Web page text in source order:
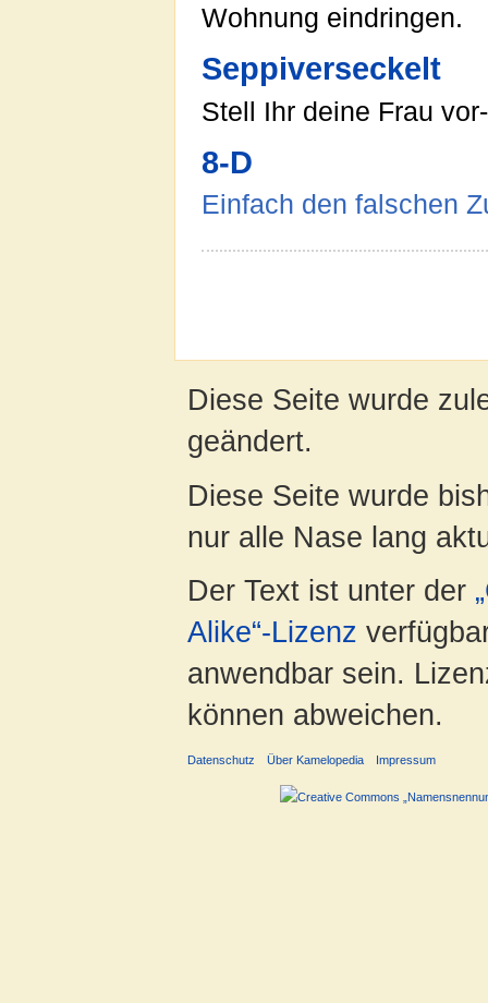
Wohnung eindringen.
Seppiverseckelt
Stell Ihr deine Frau
8-D
Einfach den falschen
Diese Seite wurde
geändert.
Diese Seite wurde
nur alle Nase lang
Der Text ist unter der
Alike“-Lizenz
anwendbar sein.
können abweichen.
Datenschutz Über Kamelopedia Impressum